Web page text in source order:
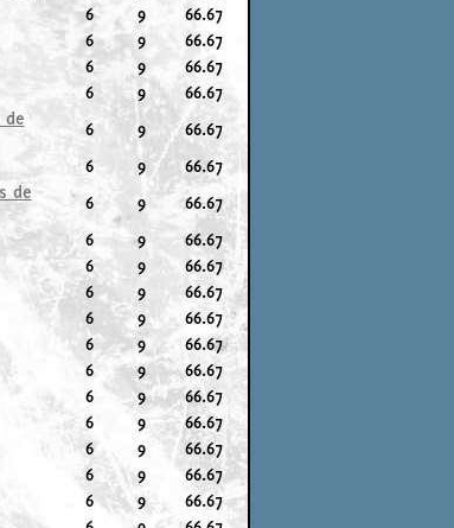
6 9
66.67
6 9
66.67
6 9
66.67
6 9
66.67
de
6 9
66.67
6 9
66.67
de
6 9
66.67
6 9
66.67
6 9
66.67
6 9
66.67
6 9
66.67
6 9
66.67
6 9
66.67
6 9
66.67
6 9
66.67
6 9
66.67
6 9
66.67
6 9
66.67